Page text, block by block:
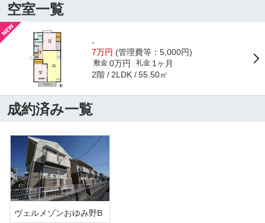
空室一覧
-
7万円 (管理費等：5,000円)
敷金 0万円 礼金 1ヶ月
2階 2LDK 55.50㎡
成約済み一覧
ヴェルメゾンおゆみ野B